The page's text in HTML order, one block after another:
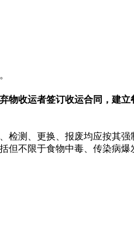
收运者签订收运合同，建立
测、更换、报废均应按其强
但不限于食物中毒、传染病